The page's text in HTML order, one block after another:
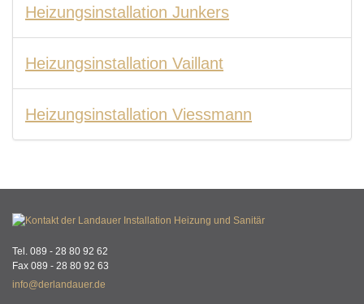
Heizungsinstallation Junkers
Heizungsinstallation Vaillant
Heizungsinstallation Viessmann
Tel. 089 - 28 80 92 62
Fax 089 - 28 80 92 63
info@derlandauer.de